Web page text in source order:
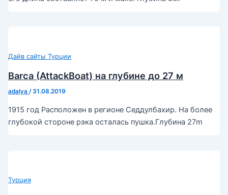
Дайв сайты Турции
Barca (AttackBoat) на глубине до 27 м
adalya /31.08.2019
1915 год Расположен в регионе Седдулбахир. На более
глубокой стороне рэка осталась пушка.Глубина 27m
Турция